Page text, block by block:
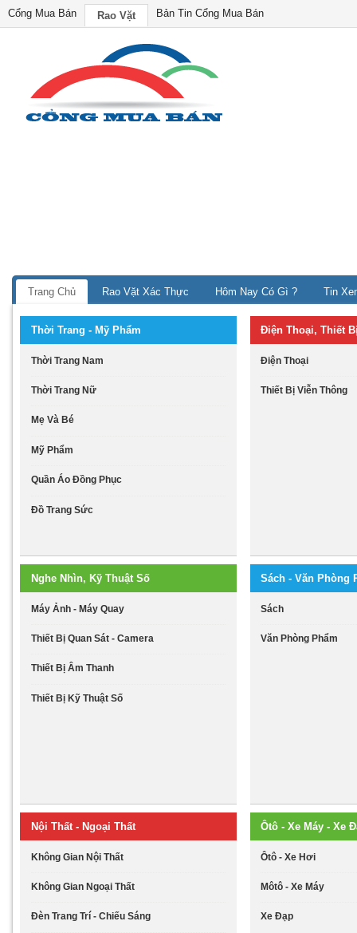
Cổng Mua Bán Rao Vặt Bản Tin Cổng Mua Bán
Trang Chủ Rao Vặt Xác Thực Hôm Nay Có Gì ? Tin
Thời Trang - Mỹ Phẩm
Thời Trang Nam
Thời Trang Nữ
Mẹ Và Bé
Mỹ Phẩm
Quần Áo Đồng Phục
Đồ Trang Sức
Điện Thoại, Thiết
Điện Thoại
Thiết Bị Viễn Thông
Nghe Nhìn, Kỹ Thuật Số
Máy Ảnh - Máy Quay
Thiết Bị Quan Sát - Camera
Thiết Bị Âm Thanh
Thiết Bị Kỹ Thuật Số
Sách - Văn Phòng
Sách
Văn Phòng Phẩm
Nội Thất - Ngoại Thất
Không Gian Nội Thất
Không Gian Ngoại Thất
Đèn Trang Trí - Chiếu Sáng
Ôtô - Xe Máy - Xe
Ôtô - Xe Hơi
Môtô - Xe Máy
Xe Đạp